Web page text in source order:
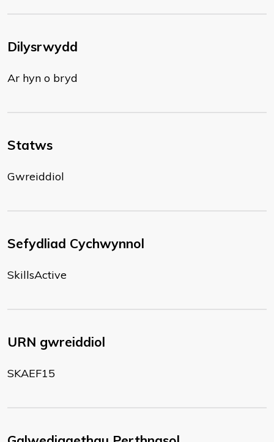
Dilysrwydd
Ar hyn o bryd
Statws
Gwreiddiol
Sefydliad Cychwynnol
SkillsActive
URN gwreiddiol
SKAEF15